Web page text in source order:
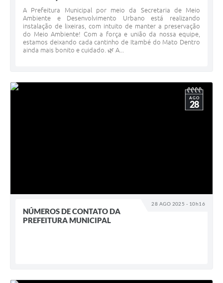
A Prefeitura Municipal por meio da Secretaria de Meio
Ambiente e Desenvolvimento Urbano está realizando
instalação de lixeiras, com intuito de manter a preservação
do Meio Ambiente! Com a força e união da nossa equipe,
estamos deixando cada cantinho de Itambé do Mato Dentro
ainda mais bonito e cuidado. 🌿 A...
28 AGO 2025 - 10h16
AGO
28
NÚMEROS DE CONTATO DA
PREFEITURA MUNICIPAL